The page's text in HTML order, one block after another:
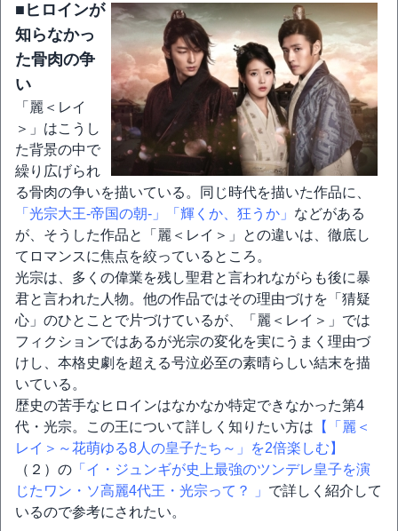
■ヒロインが
知らなかっ
た骨肉の争
い
「麗＜レイ
＞」はこうし
た背景の中で
繰り広げられ
る骨肉の争いを描いている。同じ時代を描いた作品に、
「光宗大王-帝国の朝-」
「輝くか、狂うか」 などがある
が、そうした作品と「麗＜レイ＞」との違いは、徹底し
てロマンスに焦点を絞っているところ。
光宗は、多くの偉業を残し聖君と言われながらも後に暴
君と言われた人物。他の作品ではその理由づけを「猜疑
心」のひとことで片づけているが、「麗＜レイ＞」では
フィクションではあるが光宗の変化を実にうまく理由づ
けし、本格史劇を超える号泣必至の素晴らしい結末を描
いている。
歴史の苦手なヒロインはなかなか特定できなかった第4
代・光宗。この王について詳しく知りたい方は 【「麗＜
レイ＞～花萌ゆる8人の皇子たち～」を2倍楽しむ】
（２）の 「イ・ジュンギが史上最強のツンデレ皇子を演
じたワン・ソ高麗4代王・光宗って？ 」 で詳しく紹介して
いるので参考にされたい。